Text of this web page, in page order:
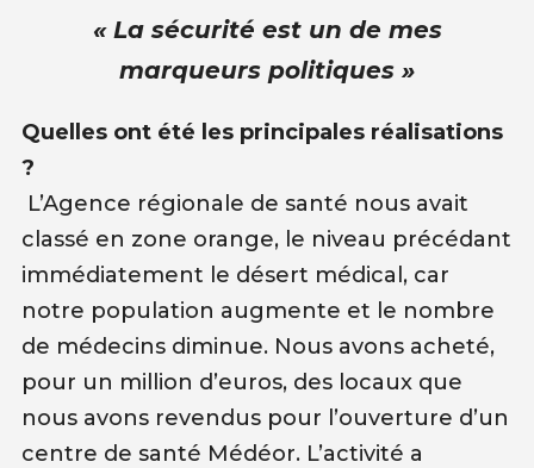
« La sécurité est un de mes
marqueurs politiques »
Quelles ont été les principales réalisations
?
L’Agence régionale de santé nous avait
classé en zone orange, le niveau précédant
immédiatement le désert médical, car
notre population augmente et le nombre
de médecins diminue. Nous avons acheté,
pour un million d’euros, des locaux que
nous avons revendus pour l’ouverture d’un
centre de santé Médéor. L’activité a